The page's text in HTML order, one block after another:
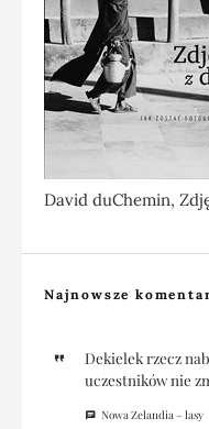
David duChemin,
Najnowsze
Dekielek rzecz
uczestników nie
Nowa Zelandia – lasy